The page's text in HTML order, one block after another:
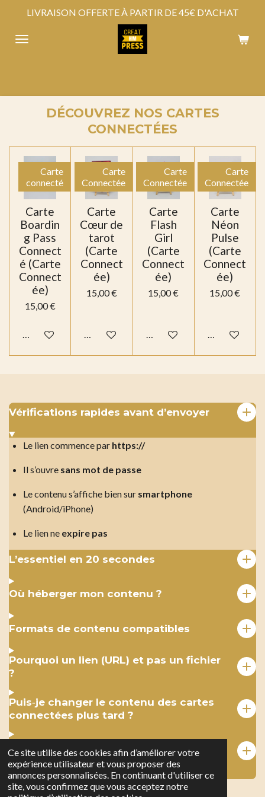
Ce site utilise des cookies afin d’améliorer votre
expérience utilisateur et vous proposer des
annonces personnalisées. En continuant d'utiliser ce
site, vous confirmez que vous acceptez notre
Passer
contenu
LIVRAISON OFFERTE À PARTIR DE 45€ D'ACHAT
DÉCOUVREZ NOS CARTES
CONNECTÉES
Carte
connecté
Carte
Boardin
g Pass
Connect
é (Carte
Connect
ée)
15,00 €
Voir les détails
Carte
Connectée
Carte
Cœur de
tarot
(Carte
Connect
ée)
15,00 €
Voir les détails
Carte
Connectée
Carte
Flash
Girl
(Carte
Connect
ée)
15,00 €
Voir les détails
Carte
Connectée
Carte
Néon
Pulse
(Carte
Connect
ée)
15,00 €
Voir les
Vérifications rapides avant d’envoyer
Le lien commence par https://
Il s’ouvre sans mot de passe
Le contenu s’affiche bien sur smartphone
(Android/iPhone)
Le lien ne expire pas
L’essentiel en 20 secondes
Où héberger mon contenu ?
Formats de contenu compatibles
Pourquoi un lien (URL) et pas un fichier
?
Puis‑je changer le contenu des cartes
connectées plus tard ?
moi ?